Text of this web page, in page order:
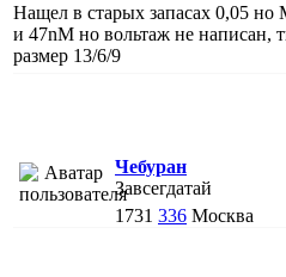
Нащел в старых запасах 0,05
и 47nM но вольтаж не написан,
размер 13/6/9
Чебуран
Завсегдатай
1731 336 Москва